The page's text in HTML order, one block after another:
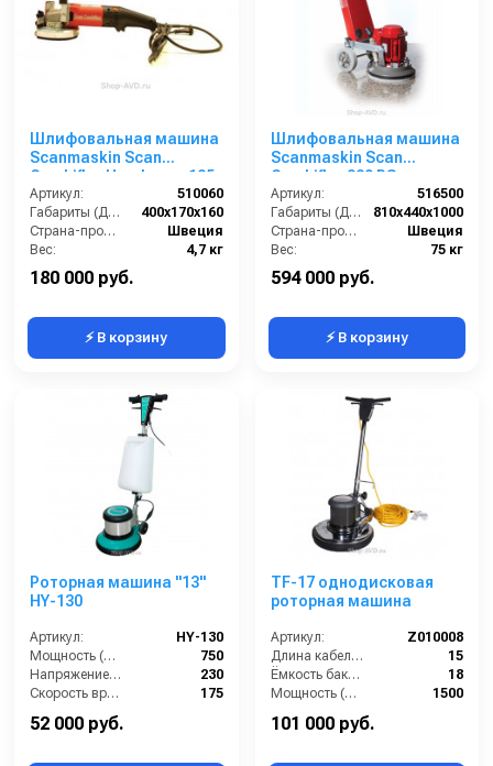
Шлифовальная машина
Scanmaskin Scan
Combiflex Handyman 125
Артикул:
510060
Габариты (ДхШхВ):
400х170х160
Страна-производитель:
Швеция
Вес:
4,7 кг
180 000 руб.
⚡ В корзину
Шлифовальная машина
Scanmaskin Scan
Combiflex 330 RS
Артикул:
516500
Габариты (ДхШхВ):
810х440х1000
Страна-производитель:
Швеция
Вес:
75 кг
594 000 руб.
⚡ В корзину
Роторная машина "13"
HY-130
Артикул:
HY-130
Мощность (Вт):
750
Напряжение (В):
230
Скорость вращения щётки (об/мин):
175
52 000 руб.
TF-17 однодисковая
роторная машина
Артикул:
Z010008
Длина кабеля (м):
15
Ёмкость бака (л):
18
Мощность (Вт):
1500
101 000 руб.